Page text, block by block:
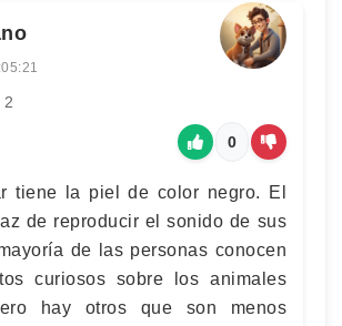
2
0
tiene la piel de color negro. El
de reproducir el sonido de sus
de las personas conocen
curiosos sobre los animales
hay otros que son menos